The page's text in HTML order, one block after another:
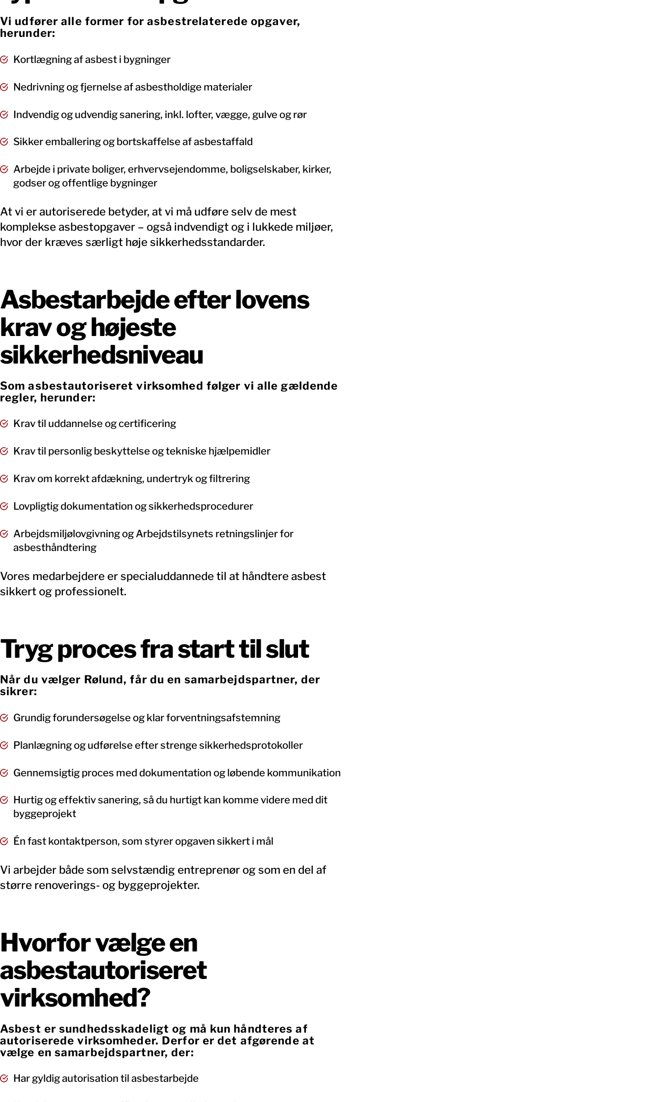
Vi udfører alle former for asbestrelaterede opgaver,
herunder:
Kortlægning af asbest i bygninger
Nedrivning og fjernelse af asbestholdige materialer
Indvendig og udvendig sanering, inkl. lofter, vægge, gulve og rør
Sikker emballering og bortskaffelse af asbestaffald
Arbejde i private boliger, erhvervsejendomme, boligselskaber, kirker,
godser og offentlige bygninger
At vi er autoriserede betyder, at vi må udføre selv de mest
komplekse asbestopgaver – også indvendigt og i lukkede miljøer,
hvor der kræves særligt høje sikkerhedsstandarder.
Asbestarbejde efter lovens
krav og højeste
sikkerhedsniveau
Som asbestautoriseret virksomhed følger vi alle gældende
regler, herunder:
Krav til uddannelse og certificering
Krav til personlig beskyttelse og tekniske hjælpemidler
Krav om korrekt afdækning, undertryk og filtrering
Lovpligtig dokumentation og sikkerhedsprocedurer
Arbejdsmiljølovgivning og Arbejdstilsynets retningslinjer for
asbesthåndtering
Vores medarbejdere er specialuddannede til at håndtere asbest
sikkert og professionelt.
Tryg proces fra start til slut
Når du vælger Rølund, får du en samarbejdspartner, der
sikrer:
Grundig forundersøgelse og klar forventningsafstemning
Planlægning og udførelse efter strenge sikkerhedsprotokoller
Gennemsigtig proces med dokumentation og løbende kommunikation
Hurtig og effektiv sanering, så du hurtigt kan komme videre med dit
byggeprojekt
Én fast kontaktperson, som styrer opgaven sikkert i mål
Vi arbejder både som selvstændig entreprenør og som en del af
større renoverings- og byggeprojekter.
Hvorfor vælge en
asbestautoriseret
virksomhed?
Asbest er sundhedsskadeligt og må kun håndteres af
autoriserede virksomheder. Derfor er det afgørende at
vælge en samarbejdspartner, der:
Har gyldig autorisation til asbestarbejde